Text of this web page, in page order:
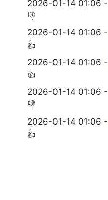
2026-01-14 01:06 -
👎
2026-01-14 01:06 -
👍
2026-01-14 01:06 -
👍
2026-01-14 01:06 -
👎
2026-01-14 01:06 -
👍